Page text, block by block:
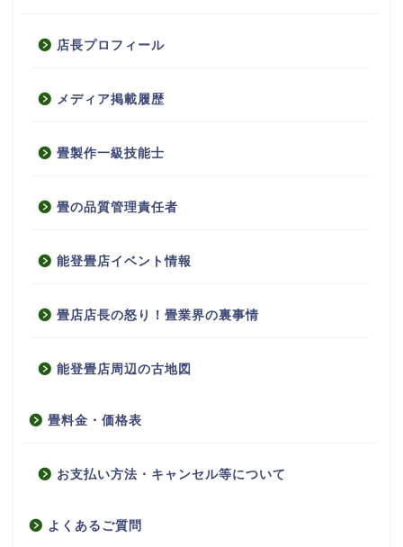
店長プロフィール
メディア掲載履歴
畳製作一級技能士
畳の品質管理責任者
能登畳店イベント情報
畳店店長の怒り！畳業界の裏事情
能登畳店周辺の古地図
畳料金・価格表
お支払い方法・キャンセル等について
よくあるご質問